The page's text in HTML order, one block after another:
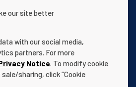
Cookie Settings
our site better
with our social media,
partners. For more
Notice. To modify cookie
sharing, click “Cookie